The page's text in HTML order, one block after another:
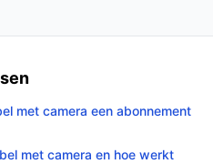
met camera een abonnement
met camera en hoe werkt